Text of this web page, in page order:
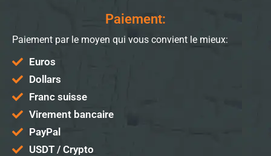
Paiement:
Paiement par le moyen qui vous convient le mieux:
Euros
Dollars
Franc suisse
Virement bancaire
PayPal
USDT / Crypto